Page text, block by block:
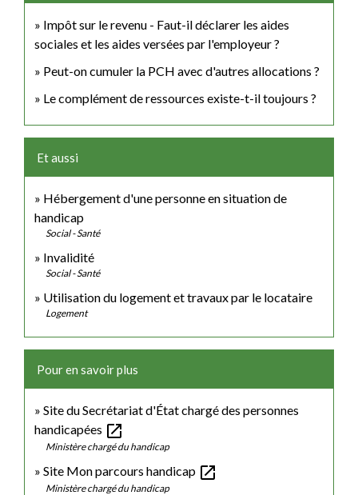
Impôt sur le revenu - Faut-il déclarer les aides
sociales et les aides versées par l'employeur ?
Peut-on cumuler la PCH avec d'autres allocations ?
Le complément de ressources existe-t-il toujours ?
Et aussi
Hébergement d'une personne en situation de
handicap
Social - Santé
Invalidité
Social - Santé
Utilisation du logement et travaux par le locataire
Logement
Pour en savoir plus
Site du Secrétariat d'État chargé des personnes
handicapées open_in_new
Ministère chargé du handicap
Site Mon parcours handicap open_in_new
Ministère chargé du handicap